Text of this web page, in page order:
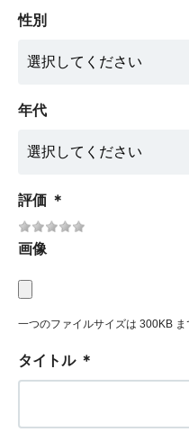
性別
年代
評価 ＊
画像
一つのファイルサイズは 300KB ま
タイトル ＊